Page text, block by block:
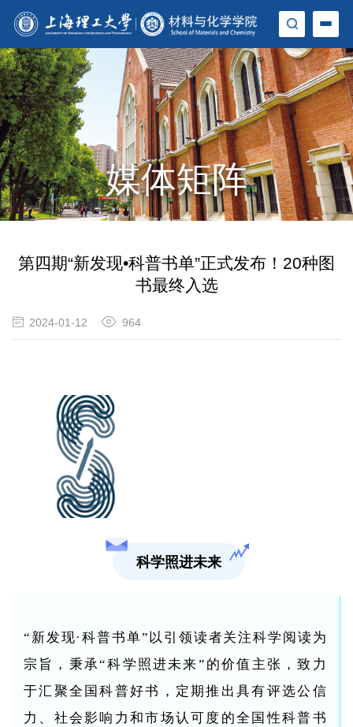
媒体矩阵
第四期“新发现•科普书单”正式发布！20种图
书最终入选
2024-01-12 964
科学照进未来
“新发现·科普书单”以引领读者关注科学阅读为
宗旨，秉承“科学照进未来”的价值主张，致力
于汇聚全国科普好书，定期推出具有评选公信
力、社会影响力和市场认可度的全国性科普书